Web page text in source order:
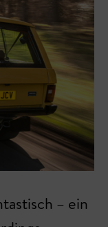
– ein